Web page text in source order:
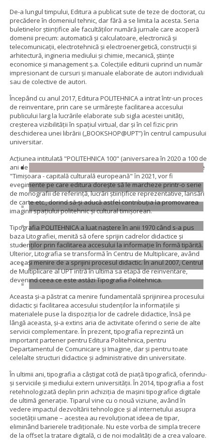
De-a lungul timpului, Editura a publicat sute de teze de doctorat, cu
precădere în domeniul tehnic, dar fără a se limita la acesta. Seria
buletinelor științifice ale facultăților numără jurnale care acoperă
domenii precum: automatică și calculatoare, electronică și
telecomunicații, electrotehnică şi electroenergetică, construcții și
arhitectură, ingineria mediului și chimie, mecanică, științe
economice și management ș.a. Colecțiile editurii cuprind un număr
impresionant de cursuri și manuale elaborate de autori individuali
sau de colective de autori.
Începând cu anul 2017, Editura POLITEHNICA a intrat într-un proces
de reinventare, prin care se urmărește facilitarea accesului
publicului larg la lucrările elaborate sub sigla acestei unități,
creșterea vizibilității în spațiul virtual, dar și în cel fizic prin
deschiderea unei librării („BOOKSHOP@UPT”) în centrul campusului
universitar.
Acțiunea intitulată "POLITEHNICA 100" (aniversarea în 2020 a 100 de
ani de înființarea Politehnicii timişorene), precum şi cadrul oferit de
"Timişoara - capitală culturală europeană" ȋn 2021, vor fi
evenimente pe care editura doreşte să le marcheze printr-o serie
de monografii de referinţă, lucrări ştiinţifice reprezentative, lansări
de carte etc., dorind să-şi aducă astfel contribuţia la promovarea
imaginii spațiului politehnic și cultural timișorean.
Tipografia POLITEHNICA a luat naștere în anii 1970 când s-a pus
baza Litografiei, menită să ofere sprijin cadrelor didactice și
studenților prin facilitarea accesului la informație în formă tipărită.
Ulterior, Litografia se transformă în Centru de Multiplicare, având
aceeași menire de a sprijini procesul didactic. În anul 2007, Centrul
de Multiplicare al UPT intră în ultima sa etapă de reinventare,
devenind ceea ce este astăzi Tipografia Politehnica.
Aceasta și-a păstrat ca menire fundamentală sprijinirea procesului
didactic și facilitarea accesului studenților la informațiile și
materialele puse la dispoziția lor de cadrele didactice, însă pe
lângă aceasta, și-a extins aria de activitate oferind o serie de alte
servicii complementare. În prezent, tipografia reprezintă un
important partener pentru Editura Politehnica, pentru
Departamentul de Comunicare și Imagine, dar și pentru toate
celelalte structuri didactice și administrative din universitate.
În ultimii ani, tipografia a câștigat cotă de piață tipografică, oferindu-
și serviciile și mediului extern universității. În 2014, tipografia a fost
retehnologizată deplin prin achiziția de mașini tipografice digitale
de ultimă generație. Tiparul vine cu o nouă viziune, având în
vedere impactul dezvoltării tehnologice și al internetului asupra
societății umane – acestea au revoluționat ideea de tipar,
eliminând barierele tradiționale. Nu este vorba de simpla trecere
de la offset la tratare digitală, ci de noi modalități de a crea valoare.